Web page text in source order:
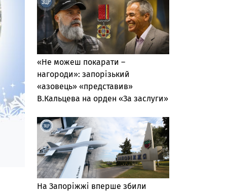
«Не можеш покарати –
нагороди»: запорізький
«азовець» «представив»
В.Кальцева на орден «За заслуги»
На Запоріжжі вперше збили